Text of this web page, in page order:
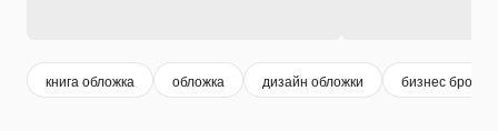
книга обложка обложка дизайн обложки бизнес